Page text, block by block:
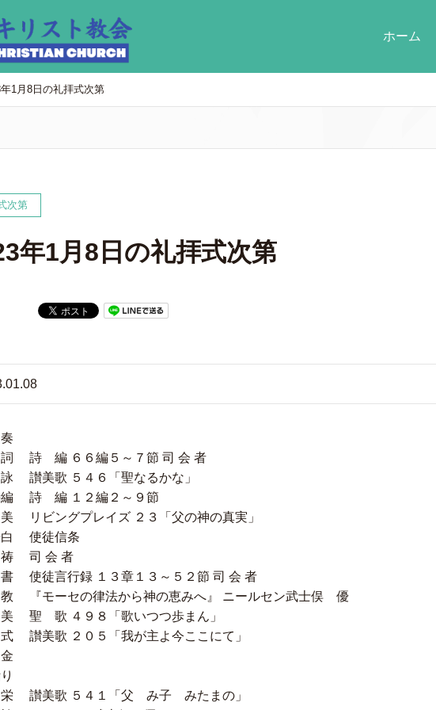
ホーム
1月8日の礼拝式次第
次第
年1月8日の礼拝式次第
編 ６６編５～７節 司 会 者
美歌 ５４６「聖なるかな」
編 詩 編 １２編２～９節
ビングプレイズ ２３「父の神の真実」
白 使徒信条
司 会 者
徒言行録 １３章１３～５２節 司 会 者
モーセの律法から神の恵みへ』 ニールセン武士俣 優
歌 ４９８「歌いつつ歩まん」
讃美歌 ２０５「我が主よ今ここにて」
美歌 ５４１「父 み子 みたまの」